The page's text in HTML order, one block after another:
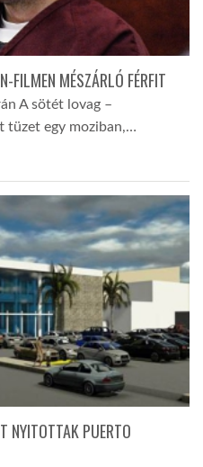
FILMEN MÉSZÁRLÓ FÉRFIT
A sötét lovag –
tüzet egy moziban,…
NYITOTTAK PUERTO